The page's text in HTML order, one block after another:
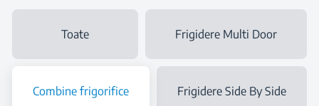
Toate Frigidere Multi Door
Combine frigorifice Frigidere Side By Side